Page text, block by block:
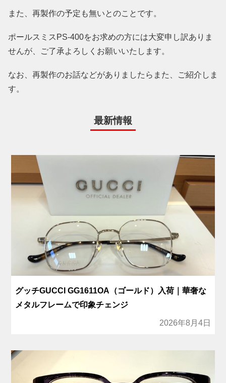
また、再製作の予定も無いとのことです。
ポールスミスPS-400をお求めの方には大変申し訳ありま
せんが、ご了承よろしくお願いいたします。
なお、再製作のお話などがありましたらまた、ご紹介しま
す。
最新情報
グッチGUCCI GG1611OA（ゴールド）入荷｜華奢な
メタルフレームで印象チェンジ
2026年8月4日